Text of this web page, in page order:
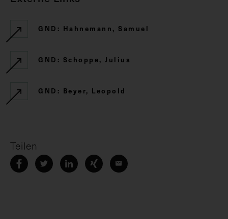
GND: Hahnemann, Samuel
GND: Schoppe, Julius
GND: Beyer, Leopold
Teilen